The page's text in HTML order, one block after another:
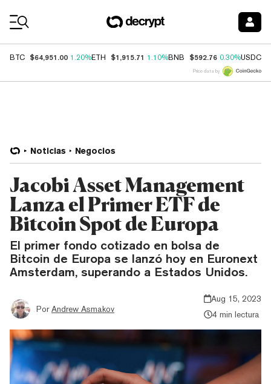
BTC $64,951.00 1.20%ETH $1,915.71 1.10%BNB $592.76 0.30%USDC
Price data by
Noticias Negocios
Jacobi Asset Management
Lanza el Primer ETF de
Bitcoin Spot de Europa
El primer fondo cotizado en bolsa de
Bitcoin de Europa se lanzó hoy en Euronext
Amsterdam, superando a Estados Unidos.
Por Andrew Asmakov
Aug 15, 2023
4 min lectura